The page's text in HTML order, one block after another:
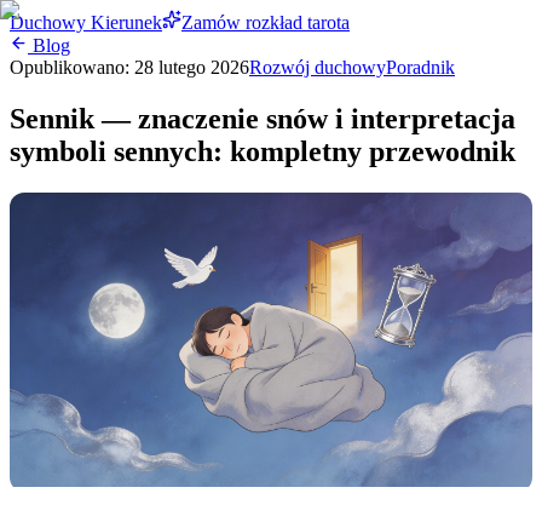
Duchowy Kierunek
Zamów rozkład tarota
Blog
Opublikowano: 28 lutego 2026Rozwój duchowyPoradnik
Sennik — znaczenie snów i interpretacja
symboli sennych: kompletny przewodnik